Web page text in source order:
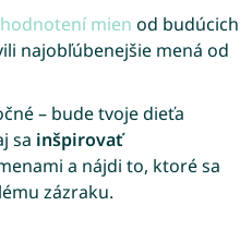
mien od budúcich
najobľúbenejšie mená od
– bude tvoje dieťa
sa inšpirovať
a nájdi to, ktoré sa
zázraku.